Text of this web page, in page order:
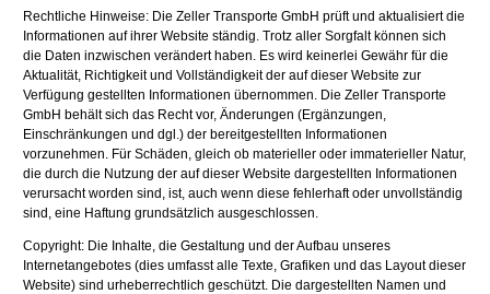
Rechtliche Hinweise: Die Zeller Transporte GmbH prüft und aktualisiert die
Informationen auf ihrer Website ständig. Trotz aller Sorgfalt können sich
die Daten inzwischen verändert haben. Es wird keinerlei Gewähr für die
Aktualität, Richtigkeit und Vollständigkeit der auf dieser Website zur
Verfügung gestellten Informationen übernommen. Die Zeller Transporte
GmbH behält sich das Recht vor, Änderungen (Ergänzungen,
Einschränkungen und dgl.) der bereitgestellten Informationen
vorzunehmen. Für Schäden, gleich ob materieller oder immaterieller Natur,
die durch die Nutzung der auf dieser Website dargestellten Informationen
verursacht worden sind, ist, auch wenn diese fehlerhaft oder unvollständig
sind, eine Haftung grundsätzlich ausgeschlossen.
Copyright: Die Inhalte, die Gestaltung und der Aufbau unseres
Internetangebotes (dies umfasst alle Texte, Grafiken und das Layout dieser
Website) sind urheberrechtlich geschützt. Die dargestellten Namen und